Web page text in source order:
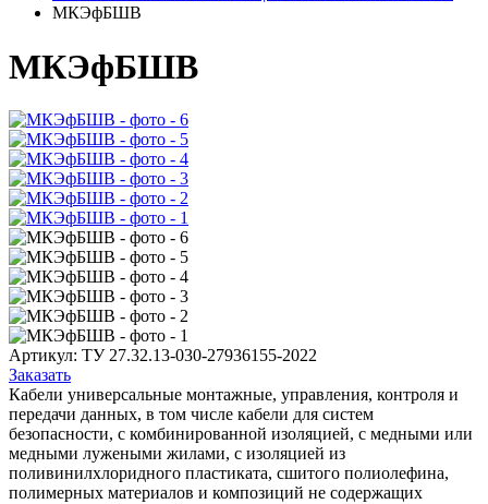
МКЭфБШВ
МКЭфБШВ
Артикул: ТУ 27.32.13-030-27936155-2022
Заказать
Кабели универсальные монтажные, управления, контроля и
передачи данных, в том числе кабели для систем
безопасности, с комбинированной изоляцией, с медными или
медными лужеными жилами, с изоляцией из
поливинилхлоридного пластиката, сшитого полиолефина,
полимерных материалов и композиций не содержащих